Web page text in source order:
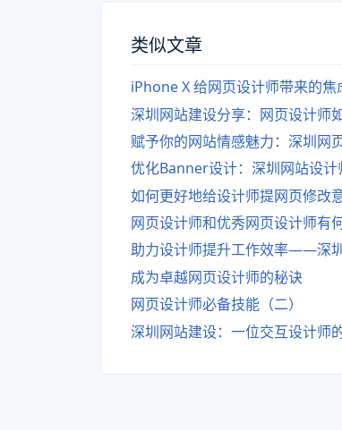
类似文章
iPhone X 给网页设计师带来的焦
深圳网站建设分享：网页设计师
赋予你的网站情感魅力：深圳网
优化Banner设计：深圳网站设计
如何更好地给设计师提网页修
网页设计师和优秀网页设计师有
助力设计师提升工作效率——深
成为卓越网页设计师的秘诀
网页设计师必备技能（二）
深圳网站建设：一位交互设计师